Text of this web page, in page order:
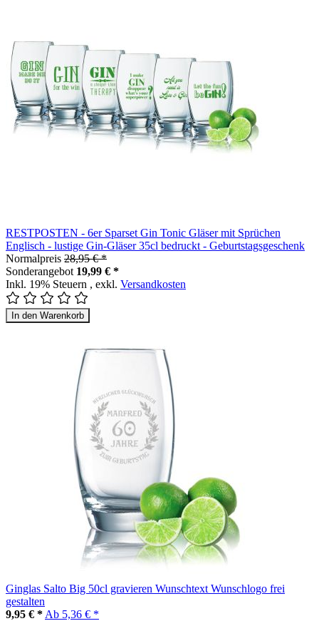
RESTPOSTEN - 6er Sparset Gin Tonic Gläser mit Sprüchen
Englisch - lustige Gin-Gläser 35cl bedruckt - Geburtstagsgeschenk
Normalpreis 28,95 € *
Sonderangebot 19,99 € *
Inkl. 19% Steuern , exkl. Versandkosten
In den Warenkorb
Ginglas Salto Big 50cl gravieren Wunschtext Wunschlogo frei
gestalten
9,95 € * Ab 5,36 € *